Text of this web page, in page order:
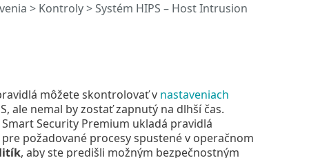
> Kontroly>Systém HIPS – Host Intrusion
môžete skontrolovať v nastaveniach
ale nemal by zostať zapnutý na dlhší čas.
Security Premium ukladá pravidlá
požadované procesy spustené v operačnom
, aby ste predišli možným bezpečnostným